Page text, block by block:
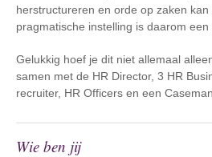
herstructureren en orde op zaken
pragmatische instelling is daarom een
Gelukkig hoef je dit niet allemaal
samen met de HR Director, 3 HR
recruiter, HR Officers en een
Wie ben jij